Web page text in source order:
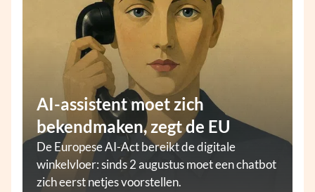
AI-assistent moet zich
bekendmaken, zegt de EU
De Europese AI-Act bereikt de digitale
winkelvloer: sinds 2 augustus moet een chatbot
zich eerst netjes voorstellen.